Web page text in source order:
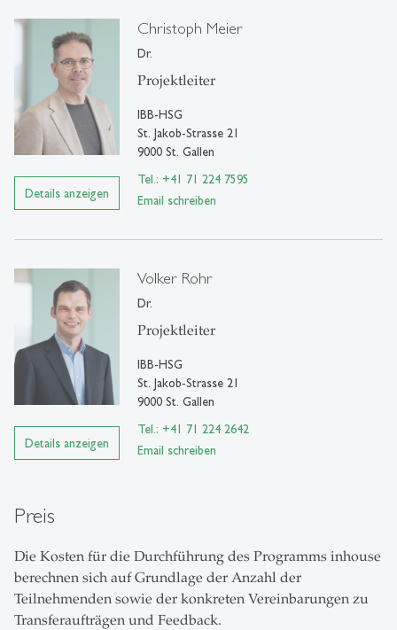
Details anzeigen
Christoph Meier
Dr.
Projektleiter
IBB-HSG
St. Jakob-Strasse 21
9000 St. Gallen
Tel.: +41 71 224 7595
Email schreiben
Details anzeigen
Volker Rohr
Dr.
Projektleiter
IBB-HSG
St. Jakob-Strasse 21
9000 St. Gallen
Tel.: +41 71 224 2642
Email schreiben
Preis
Die Kosten für die Durchführung des Programms inhouse
berechnen sich auf Grundlage der Anzahl der
Teilnehmenden sowie der konkreten Vereinbarungen zu
Transferaufträgen und Feedback.